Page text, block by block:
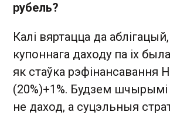
рубель?
Калі вяртацца да
купоннага даходу па іх
як стаўка рэфінансавання
(20%)+1%. Будзем шчырымі
не даход, а суцэльныя